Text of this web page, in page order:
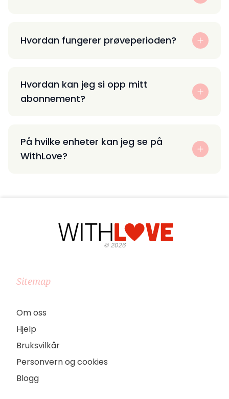
Hvordan fungerer prøveperioden?
Hvordan kan jeg si opp mitt
abonnement?
På hvilke enheter kan jeg se på
WithLove?
©2026
Sitemap
Om oss
Hjelp
Bruksvilkår
Personvern og cookies
Blogg